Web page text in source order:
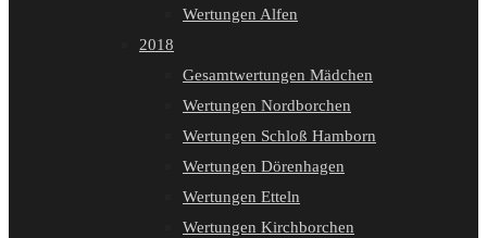
Wertungen Alfen
2018
Gesamtwertungen Mädchen
Wertungen Nordborchen
Wertungen Schloß Hamborn
Wertungen Dörenhagen
Wertungen Etteln
Wertungen Kirchborchen